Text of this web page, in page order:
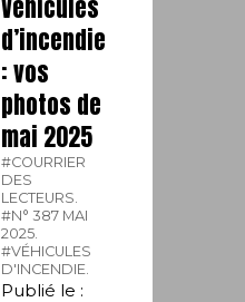
Véhicules
d’incendie
: vos
photos de
mai 2025
#COURRIER
DES
LECTEURS.
#N° 387 MAI
2025.
#VÉHICULES
D'INCENDIE.
Publié le :